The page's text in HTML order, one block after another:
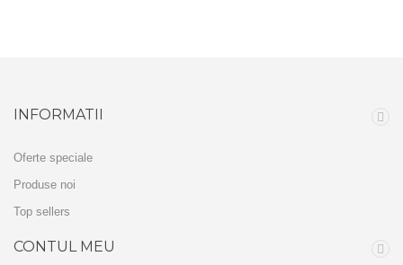
INFORMATII
Oferte speciale
Produse noi
Top sellers
CONTUL MEU